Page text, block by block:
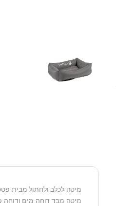
מיטה לכלב ולחתול מבית
מיטה מבד דוחה מים ודוחה